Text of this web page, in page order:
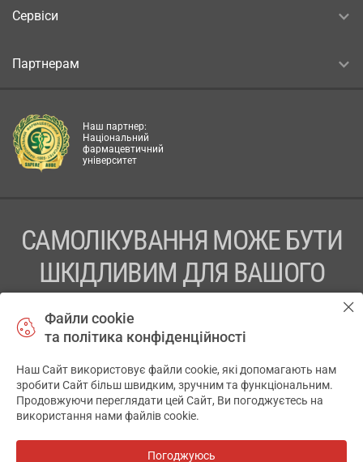
Сервіси
Партнерам
Наш партнер:
Національний
фармацевтичний
університет
САМОЛІКУВАННЯ МОЖЕ БУТИ
ШКІДЛИВИМ ДЛЯ ВАШОГО
ПЕРЕД ЗАСТОСУВАННЯМ ПРЕПАРАТУ ПРОКОНСУЛЬТУЙТЕСЬ
ТОВ «АПТЕКА 911.ЮА» Код ЄДРПОУ 43631965.
Відмова від відповідальності
© 2014-2026. Медична інформаційна система АПТЕКА911.ЮА
Файли cookie
та політика конфіденційності
Наш Сайт використовує файли cookie, які допомагають нам
зробити Сайт більш швидким, зручним та функціональним.
Продовжуючи переглядати цей Сайт, Ви погоджуєтесь на
використання нами файлів cookie.
Погоджуюсь
✕